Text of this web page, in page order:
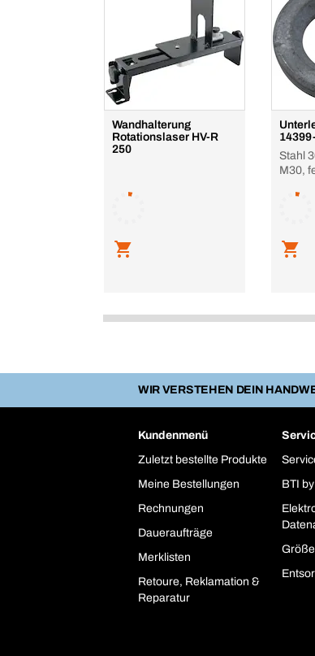
Wandhalterung
Rotationslaser HV-R
250
Stahl
M30,
WIR VERSTEHEN DEIN
Kundenmenü
Zuletzt bestellte Produkte
Meine Bestellungen
Rechnungen
Daueraufträge
Merklisten
Retoure, Reklamation &
Reparatur
BTI